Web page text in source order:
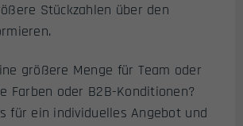
Stückzahlen über den
größere Menge für Team oder
Farben oder B2B-Konditionen?
für ein individuelles Angebot und